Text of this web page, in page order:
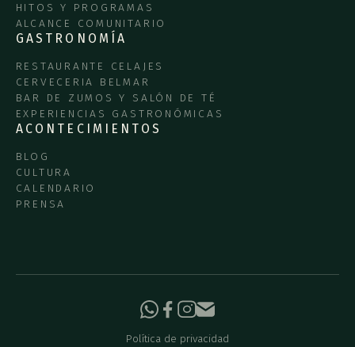
HITOS Y PROGRAMAS
ALCANCE COMUNITARIO
GASTRONOMÍA
RESTAURANTE CELAJES
CERVECERIA BELMAR
BAR DE ZUMOS Y SALÓN DE TÉ
EXPERIENCIAS GASTRONÓMICAS
ACONTECIMIENTOS
BLOG
CULTURA
CALENDARIO
PRENSA
Política de privacidad